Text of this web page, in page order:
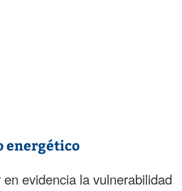
energético
evidencia la vulnerabilidad